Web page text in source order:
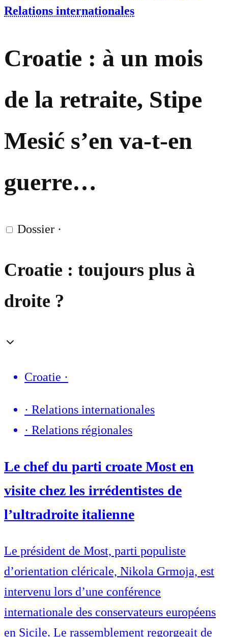
Relations internationales
Croatie : à un mois
de la retraite, Stipe
Mesić s’en va-t-en
guerre…
Dossier ·
Croatie : toujours plus à
droite ?
Croatie ·
· Relations internationales
· Relations régionales
Le chef du parti croate Most en
visite chez les irrédentistes de
l’ultradroite italienne
Le président de Most, parti populiste
d’orientation cléricale, Nikola Grmoja, est
intervenu lors d’une conférence
internationale des conservateurs européens
en Sicile. Le rassemblement regorgeait de